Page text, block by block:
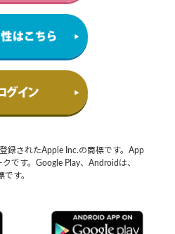
録されたApple Inc.の商標です。App
です。Google Play、Androidは、
す。